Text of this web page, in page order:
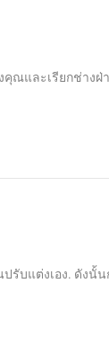
ณและเรียกช่างฝ่
รับแต่งเอง. ดังนั้